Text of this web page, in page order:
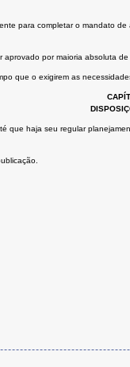
para completar o mandato
por maioria absoluta
que o exigirem as
haja seu regular